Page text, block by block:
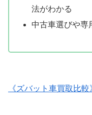
法がわかる
中古車選びや専
《ズバット車買取比